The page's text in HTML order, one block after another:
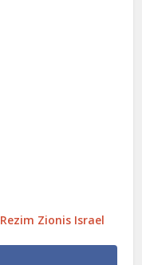
Rezim Zionis Israel